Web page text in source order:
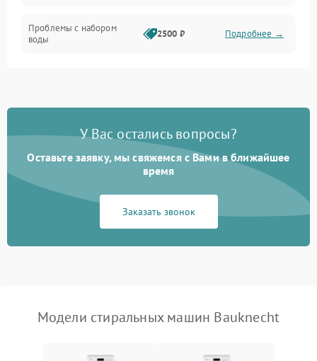
Проблемы с набором
воды
2500 ₽ Подробнее →
Замена платы управления 2200 ₽ Подробнее →
У Вас остались вопросы?
Оставьте заявку, мы свяжемся с Вами в ближайшее
время
Заказать звонок
Модели стиральных машин Bauknecht